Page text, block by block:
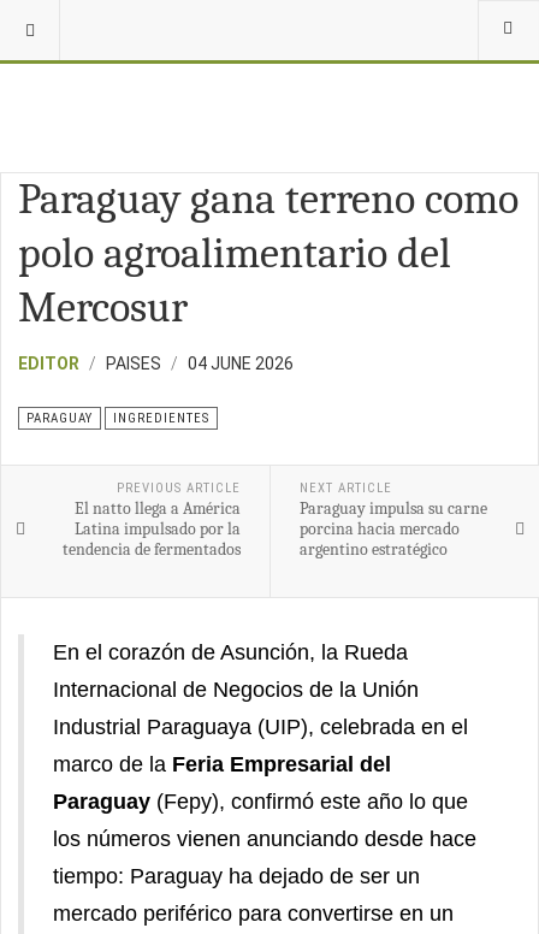
Paraguay gana terreno como
polo agroalimentario del
Mercosur
EDITOR PAISES 04 JUNE 2026
PARAGUAY INGREDIENTES
PREVIOUS ARTICLE
El natto llega a América
Latina impulsado por la
tendencia de fermentados
NEXT ARTICLE
Paraguay impulsa su carne
porcina hacia mercado
argentino estratégico
En el corazón de Asunción, la Rueda
Internacional de Negocios de la Unión
Industrial Paraguaya (UIP), celebrada en el
marco de la Feria Empresarial del
Paraguay (Fepy), confirmó este año lo que
los números vienen anunciando desde hace
tiempo: Paraguay ha dejado de ser un
mercado periférico para convertirse en un